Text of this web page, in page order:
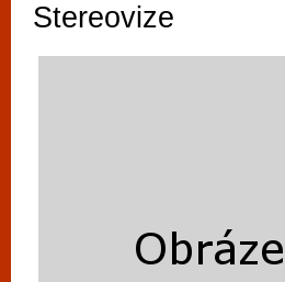
Stereovize